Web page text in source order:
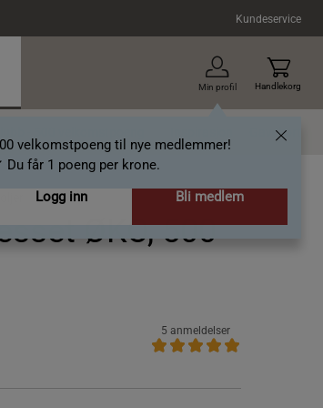
Kundeservice
Min profil
velkomstpoeng til nye medlemmer!
Du får 1 poeng per krone.
Logg inn
Bli medlem
Handlekorg
- 500 velkomstpoeng Gavekort
ØKO, 500
5 anmeldelser